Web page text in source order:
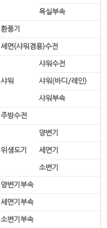
욕실부속
환풍기
세면(샤워겸용)수전
샤워
샤워수전
샤워(바디/레인)
샤워부속
주방수전
위생도기
양변기
세면기
소변기
양변기부속
세면기부속
소변기부속